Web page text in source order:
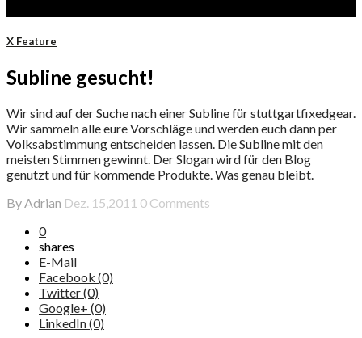
X Feature
Subline gesucht!
Wir sind auf der Suche nach einer Subline für stuttgartfixedgear.
Wir sammeln alle eure Vorschläge und werden euch dann per
Volksabstimmung entscheiden lassen. Die Subline mit den
meisten Stimmen gewinnt. Der Slogan wird für den Blog
genutzt und für kommende Produkte. Was genau bleibt.
ByAdrian Dez. 15,2011 0 Comments
0
shares
E-Mail
Facebook (0)
Twitter (0)
Google+ (0)
LinkedIn (0)